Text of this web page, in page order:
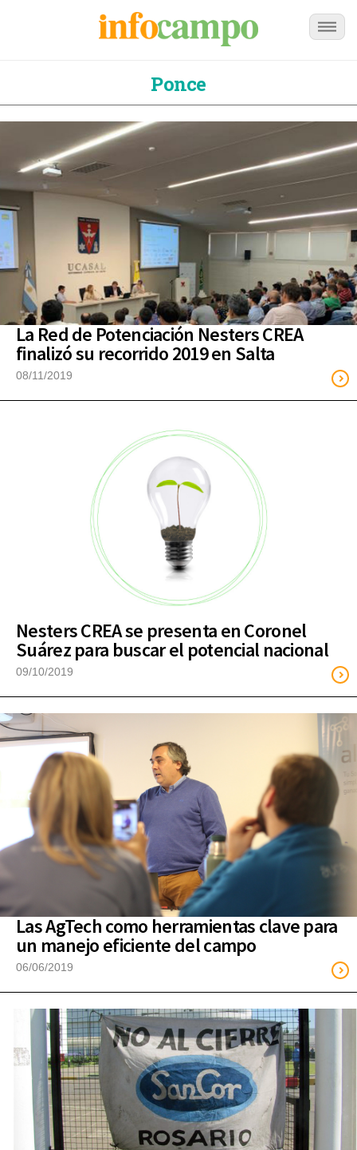
Ponce
La Red de Potenciación Nesters CREA
finalizó su recorrido 2019 en Salta
08/11/2019
Nesters CREA se presenta en Coronel
Suárez para buscar el potencial nacional
09/10/2019
Las AgTech como herramientas clave para
un manejo eficiente del campo
06/06/2019